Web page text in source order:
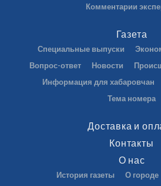
Комментарии
Газета
Специальные выпуски
Вопрос-ответ
Новости
Информация для хабаровчан
Тема номера
Доставка и
Контакты
О нас
История газеты О городе